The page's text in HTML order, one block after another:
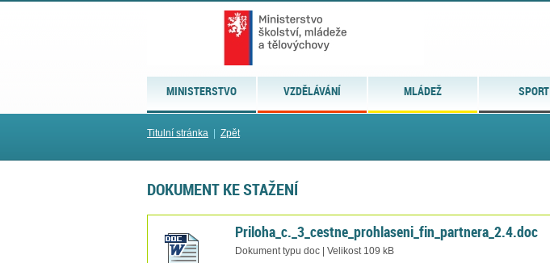
MINISTERSTVO VZDĚLÁVÁNÍ MLÁDEŽ SPORT
Titulní stránka Zpět
DOKUMENT KE STAŽENÍ
Priloha_c._3_cestne_prohlaseni_fin_partnera_2.4.doc
Dokument typu doc | Velikost 109 kB